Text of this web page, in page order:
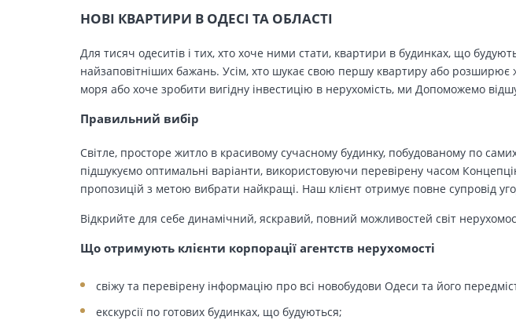
НОВІ КВАРТИРИ В ОДЕСІ ТА ОБЛАСТІ
Для тисяч одеситів і тих, хто хоче ними стати, квартири в будинках, що
найзаповітніших бажань. Усім, хто шукає свою першу квартиру або розширює
моря або хоче зробити вигідну інвестицію в нерухомість, ми Допоможемо
Правильний вибір
Світле, просторе житло в красивому сучасному будинку, побудованому по
підшукуємо оптимальні варіанти, використовуючи перевірену часом
пропозицій з метою вибрати найкращі. Наш клієнт отримує повне супровід
Відкрийте для себе динамічний, яскравий, повний можливостей світ
Що отримують клієнти корпорації агентств нерухомості
свіжу та перевірену інформацію про всі новобудови Одеси та його
екскурсії по готових будинках, що будуються;